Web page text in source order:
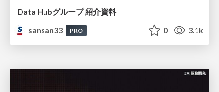
Data Hubグループ 紹介資料
sansan33
PRO 0 3.1k